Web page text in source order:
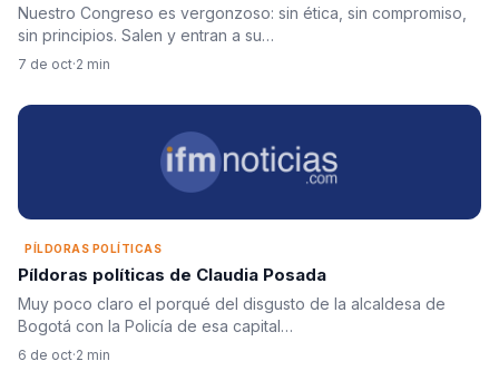
Nuestro Congreso es vergonzoso: sin ética, sin compromiso,
sin principios. Salen y entran a su…
7 de oct·2 min
PÍLDORAS POLÍTICAS
Píldoras políticas de Claudia Posada
Muy poco claro el porqué del disgusto de la alcaldesa de
Bogotá con la Policía de esa capital…
6 de oct·2 min